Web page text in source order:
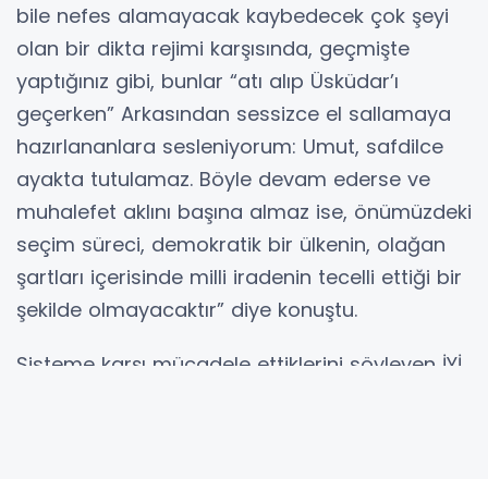
bile nefes alamayacak kaybedecek çok şeyi
olan bir dikta rejimi karşısında, geçmişte
yaptığınız gibi, bunlar “atı alıp Üsküdar’ı
geçerken” Arkasından sessizce el sallamaya
hazırlananlara sesleniyorum: Umut, safdilce
ayakta tutulamaz. Böyle devam ederse ve
muhalefet aklını başına almaz ise, önümüzdeki
seçim süreci, demokratik bir ülkenin, olağan
şartları içerisinde milli iradenin tecelli ettiği bir
şekilde olmayacaktır” diye konuştu.
Sisteme karşı mücadele ettiklerini söyleyen İYİ